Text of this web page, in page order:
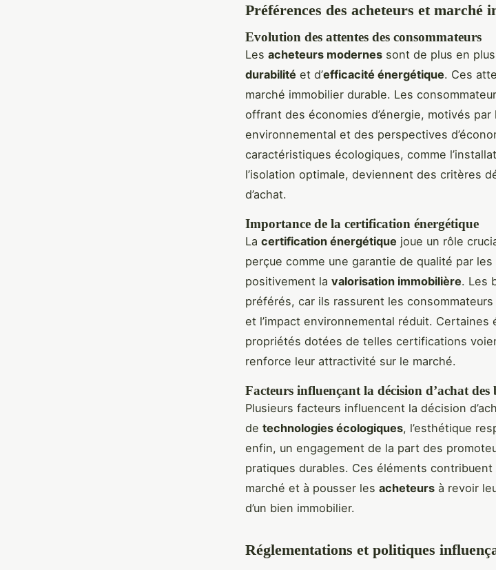
Préférences des acheteurs et marché
Evolution des attentes des consommateurs
Les acheteurs modernes sont de plus en
durabilité et d’efficacité énergétique. Ces
marché immobilier durable. Les
offrant des économies d’énergie, motivés par
environnemental et des perspectives
caractéristiques écologiques, comme
l’isolation optimale, deviennent des critères
d’achat.
Importance de la certification énergétique
La certification énergétique joue un rôle
perçue comme une garantie de qualité par
positivement la valorisation immobilière. Les
préférés, car ils rassurent les
et l’impact environnemental réduit.
propriétés dotées de telles certifications
renforce leur attractivité sur le marché.
Facteurs influençant la décision d’achat des
Plusieurs facteurs influencent la décision
de technologies écologiques, l’esthétique
enfin, un engagement de la part des
pratiques durables. Ces éléments
marché et à pousser les acheteurs à revoir
d’un bien immobilier.
Réglementations et politiques